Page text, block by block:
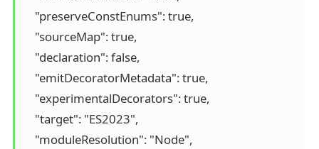
    "preserveConstEnums": true,
    "sourceMap": true,
    "declaration": false,
    "emitDecoratorMetadata": true,
    "experimentalDecorators": true,
    "target": "ES2023",
    "moduleResolution": "Node",